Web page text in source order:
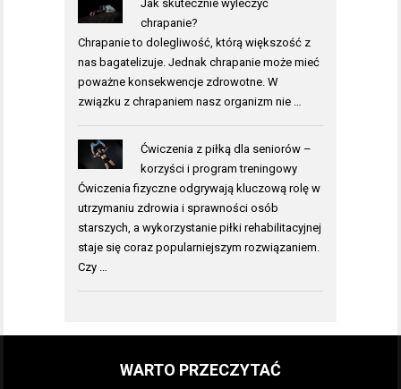
Jak skutecznie wyleczyć
chrapanie?
Chrapanie to dolegliwość, którą większość z
nas bagatelizuje. Jednak chrapanie może mieć
poważne konsekwencje zdrowotne. W
związku z chrapaniem nasz organizm nie …
Ćwiczenia z piłką dla seniorów –
korzyści i program treningowy
Ćwiczenia fizyczne odgrywają kluczową rolę w
utrzymaniu zdrowia i sprawności osób
starszych, a wykorzystanie piłki rehabilitacyjnej
staje się coraz popularniejszym rozwiązaniem.
Czy …
WARTO PRZECZYTAĆ